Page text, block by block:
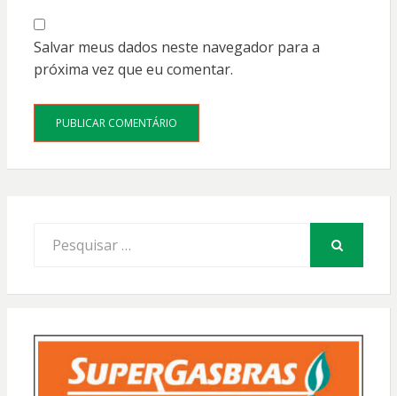
Salvar meus dados neste navegador para a
próxima vez que eu comentar.
por: